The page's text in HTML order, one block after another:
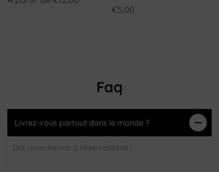
€5,00
Faq
Livrez-vous partout dans le monde ?
Oui, nous livrons à l'international !